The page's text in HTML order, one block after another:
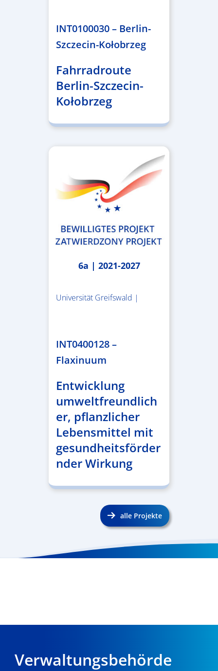
INT0100030 – Berlin-
Szczecin-Kołobrzeg
Fahrradroute
Berlin-Szczecin-
Kołobrzeg
6a | 2021-2027
Universität Greifswald |
INT0400128 –
Flaxinuum
Entwicklung
umweltfreundlich
er, pflanzlicher
Lebensmittel mit
gesundheitsförder
nder Wirkung
alle Projekte
Verwaltungsbehörde